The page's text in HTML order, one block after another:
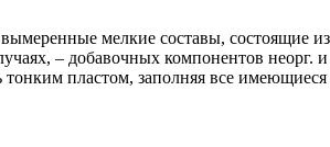
мелкие составы, состоящие
– добавочных компонентов неорг. и
пластом, заполняя все